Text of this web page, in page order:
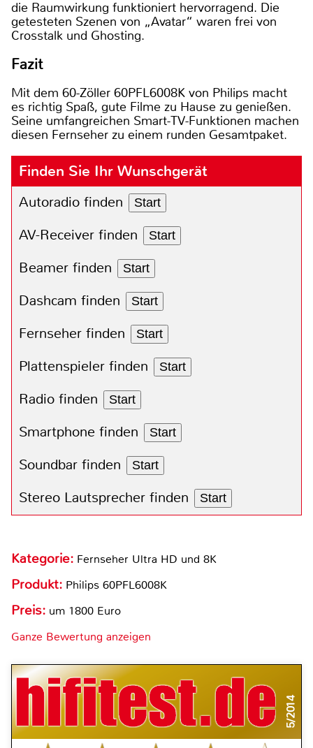
die Raumwirkung funktioniert hervorragend. Die
getesteten Szenen von „Avatar“ waren frei von
Crosstalk und Ghosting.
Fazit
Mit dem 60-Zöller 60PFL6008K von Philips macht
es richtig Spaß, gute Filme zu Hause zu genießen.
Seine umfangreichen Smart-TV-Funktionen machen
diesen Fernseher zu einem runden Gesamtpaket.
Finden Sie Ihr Wunschgerät
Autoradio finden Start
AV-Receiver finden Start
Beamer finden Start
Dashcam finden Start
Fernseher finden Start
Plattenspieler finden Start
Radio finden Start
Smartphone finden Start
Soundbar finden Start
Stereo Lautsprecher finden Start
Kategorie: Fernseher Ultra HD und 8K
Produkt: Philips 60PFL6008K
Preis: um 1800 Euro
Ganze Bewertung anzeigen
5/2014